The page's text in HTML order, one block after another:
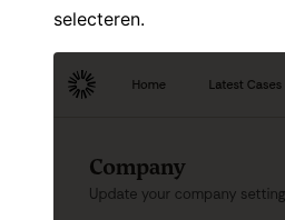
selecteren.